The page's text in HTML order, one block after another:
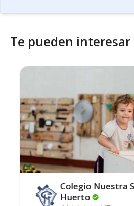
Te pueden interesar
Colegio Nuestra
Huerto